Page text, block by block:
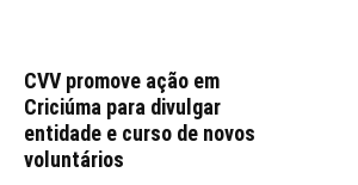
CVV promove ação em
Criciúma para divulgar
entidade e curso de novos
voluntários